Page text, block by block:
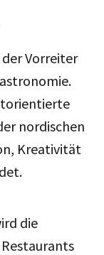
Vorreiter
nordischen
Kreativität
die